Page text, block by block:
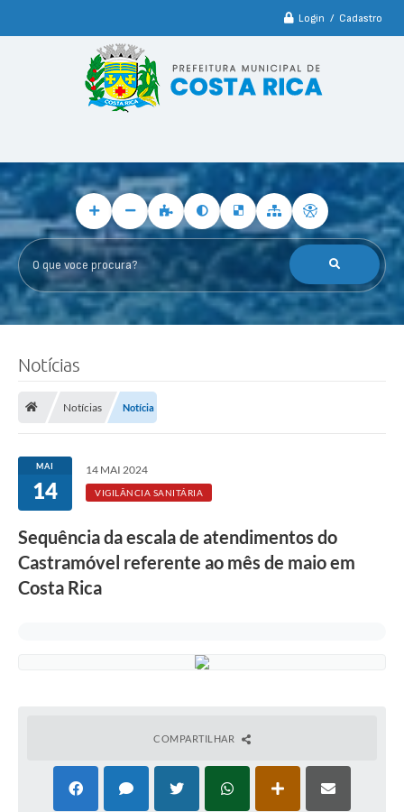
Login / Cadastro
O que voce procura?
Notícias
Notícias Notícia
MAI
14
14 MAI 2024
VIGILÂNCIA SANITÁRIA
Sequência da escala de atendimentos do
Castramóvel referente ao mês de maio em
Costa Rica
COMPARTILHAR